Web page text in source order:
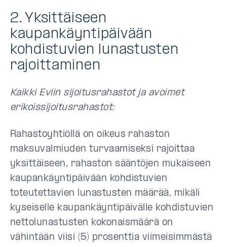
2. Yksittäiseen
kaupankäyntipäivään
kohdistuvien lunastusten
rajoittaminen
Kaikki Evlin sijoitusrahastot ja avoimet
erikoissijoitusrahastot:
Rahastoyhtiöllä on oikeus rahaston
maksuvalmiuden turvaamiseksi rajoittaa
yksittäiseen, rahaston sääntöjen mukaiseen
kaupankäyntipäivään kohdistuvien
toteutettavien lunastusten määrää, mikäli
kyseiselle kaupankäyntipäivälle kohdistuvien
nettolunastusten kokonaismäärä on
vähintään viisi (5) prosenttia viimeisimmästä